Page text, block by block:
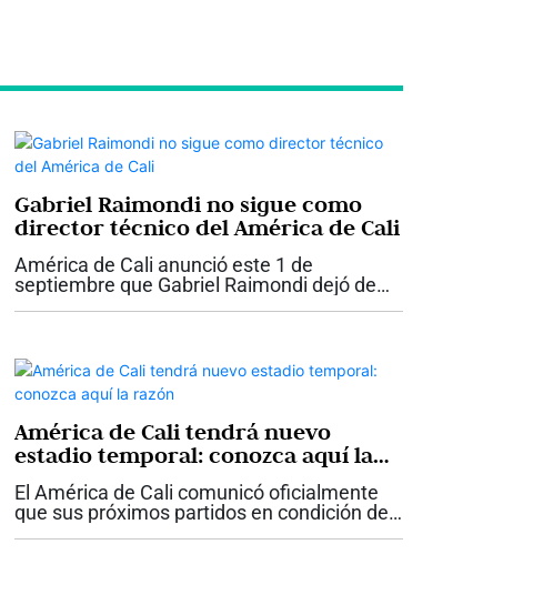
Gabriel Raimondi no sigue como
director técnico del América de Cali
América de Cali anunció este 1 de
septiembre que Gabriel Raimondi dejó de
al...
América de Cali tendrá nuevo
estadio temporal: conozca aquí la
razón
El América de Cali comunicó oficialmente
que sus próximos partidos en condición de